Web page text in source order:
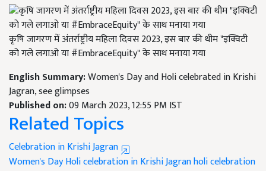
कृषि जागरण में अंतर्राष्ट्रीय महिला दिवस 2023, इस बार की थीम "इक्विटी
को गले लगाओ या #EmbraceEquity" के साथ मनाया गया
English Summary:Women's Day and Holi celebrated in Krishi
Jagran, see glimpses
Published on:09 March 2023, 12:55 PM IST
Related Topics
Celebration in Krishi Jagran
Women's DayHoli celebration in Krishi Jagranholi celebration